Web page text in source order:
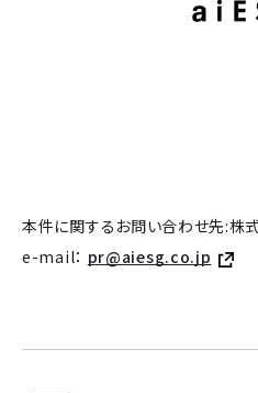
本件に関するお問い合わせ先:株
e-mail： pr@aiesg.co.jp